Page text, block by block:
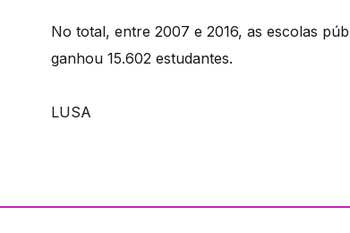
No total, entre 2007 e 2016, as escolas
ganhou 15.602 estudantes.
LUSA